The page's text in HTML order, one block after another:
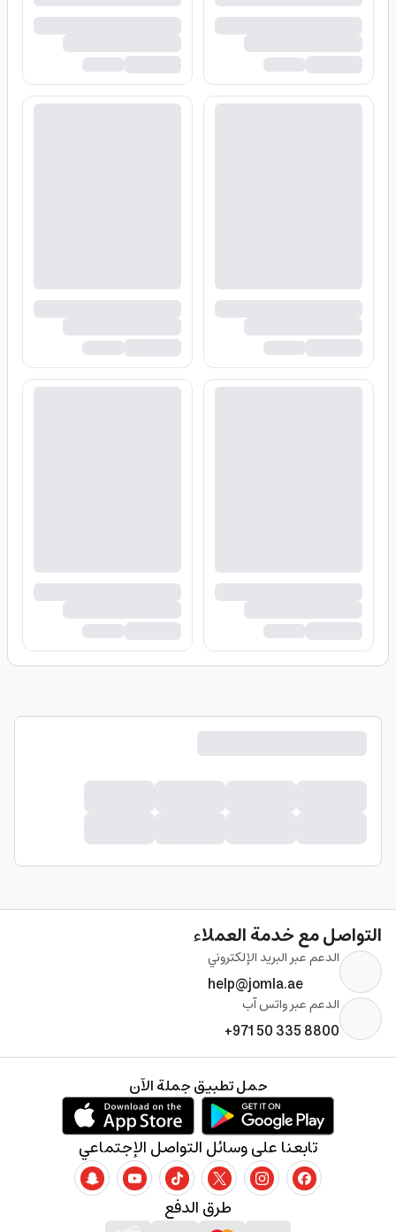
التواصل مع خدمة العملاء
الدعم عبر البريد الإلكتروني
help@jomla.ae
الدعم عبر واتس آب
+971 50 335 8800
طرق الدفع
تابعنا على وسائل التواصل الإجتماعي
حمل تطبيق جملة الآن